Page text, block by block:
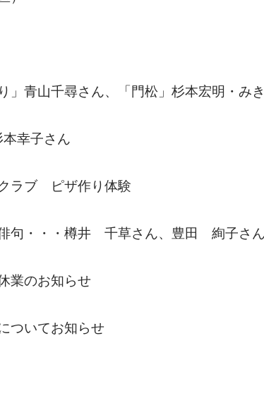
」青山千尋さん、「門松」杉本宏明・みき
本幸子さん
ラブ ピザ作り体験
句・・・樽井 千草さん、豊田 絢子さん
業のお知らせ
ついてお知らせ